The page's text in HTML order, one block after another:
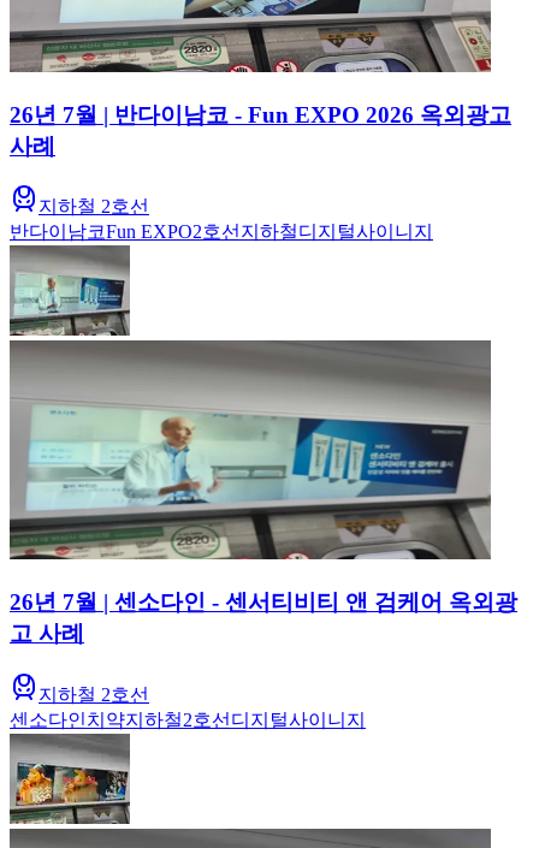
26년 7월 | 반다이남코 - Fun EXPO 2026 옥외광고
사례
지하철 2호선
반다이남코Fun EXPO2호선 지하철디지털사이니지
26년 7월 | 센소다인 - 센서티비티 앤 검케어 옥외광
고 사례
지하철 2호선
센소다인치약지하철2호선 디지털사이니지